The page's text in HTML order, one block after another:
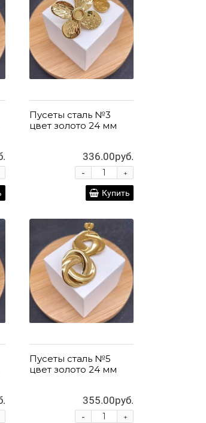
Пусеты сталь №3
цвет золото 24 мм
336.00руб.
+
-
Купить
Пусеты сталь №5
цвет золото 24 мм
355.00руб.
+
-